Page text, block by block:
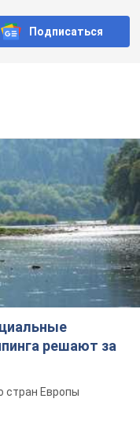
Подписаться
решают за
стран Европы